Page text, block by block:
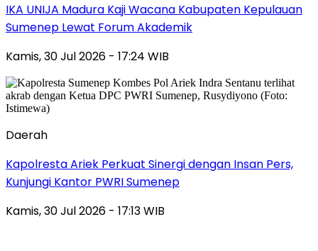
IKA UNIJA Madura Kaji Wacana Kabupaten Kepulauan
Sumenep Lewat Forum Akademik
Kamis, 30 Jul 2026 - 17:24 WIB
Daerah
Kapolresta Ariek Perkuat Sinergi dengan Insan Pers,
Kunjungi Kantor PWRI Sumenep
Kamis, 30 Jul 2026 - 17:13 WIB